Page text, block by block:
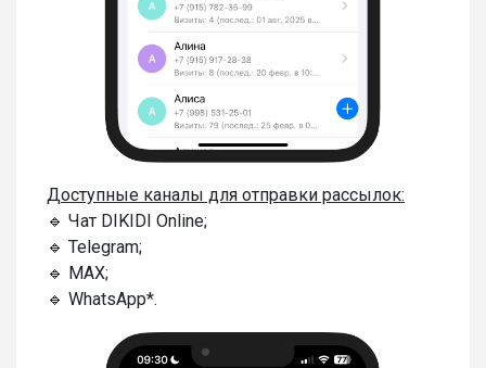
Доступные каналы для отправки рассылок:
🔹 Чат DIKIDI Online;
🔹 Telegram;
🔹 MAX;
🔹 WhatsApp*.